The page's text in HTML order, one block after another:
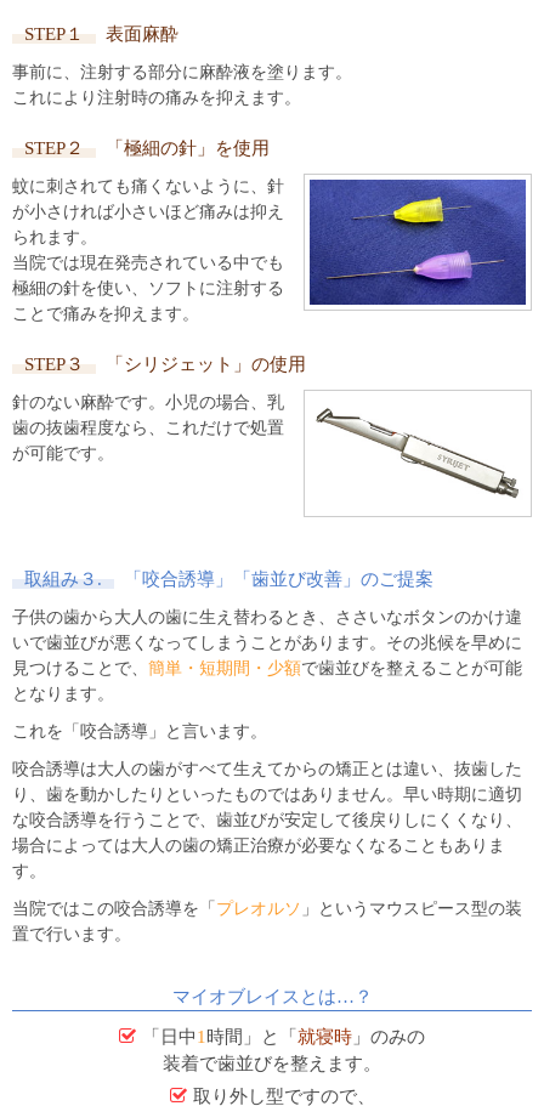
STEP１
表面麻酔
事前に、注射する部分に麻酔液を塗ります。
これにより注射時の痛みを抑えます。
STEP２
「極細の針」を使用
蚊に刺されても痛くないように、針
が小さければ小さいほど痛みは抑え
られます。
当院では現在発売されている中でも
極細の針を使い、ソフトに注射する
ことで痛みを抑えます。
STEP３
「シリジェット」の使用
針のない麻酔です。小児の場合、乳
歯の抜歯程度なら、これだけで処置
が可能です。
取組み３.
「咬合誘導」「歯並び改善」のご提案
子供の歯から大人の歯に生え替わるとき、ささいなボタンのかけ違
いで歯並びが悪くなってしまうことがあります。その兆候を早めに
見つけることで、 簡単・短期間・少額で歯並びを整えることが可能
となります。
これを「咬合誘導」と言います。
咬合誘導は大人の歯がすべて生えてからの矯正とは違い、抜歯した
り、歯を動かしたりといったものではありません。早い時期に適切
な咬合誘導を行うことで、歯並びが安定して後戻りしにくくなり、
場合によっては大人の歯の矯正治療が必要なくなることもありま
す。
当院ではこの咬合誘導を「 プレオルソ 」というマウスピース型の装
置で行います。
マイオブレイスとは… ？
「日中1 時間」と「 就寝時 」のみの
装着で歯並びを整えます。
取り外し型ですので、